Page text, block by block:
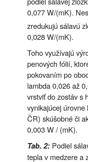
0,077 W/(mK).
zredukujú sálavú
0,028 W/(mK).
Toho využívajú
penových fólií,
pokovaním po
lambda 0,026 až
vrstviť do zostáv s
vynikajúcej
ČR) skúšobné či
0,003 W / (mK).
Tab. 2: Podiel
tepla v medzere a